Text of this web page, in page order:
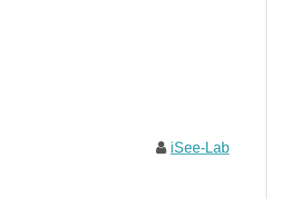
iSee-Lab